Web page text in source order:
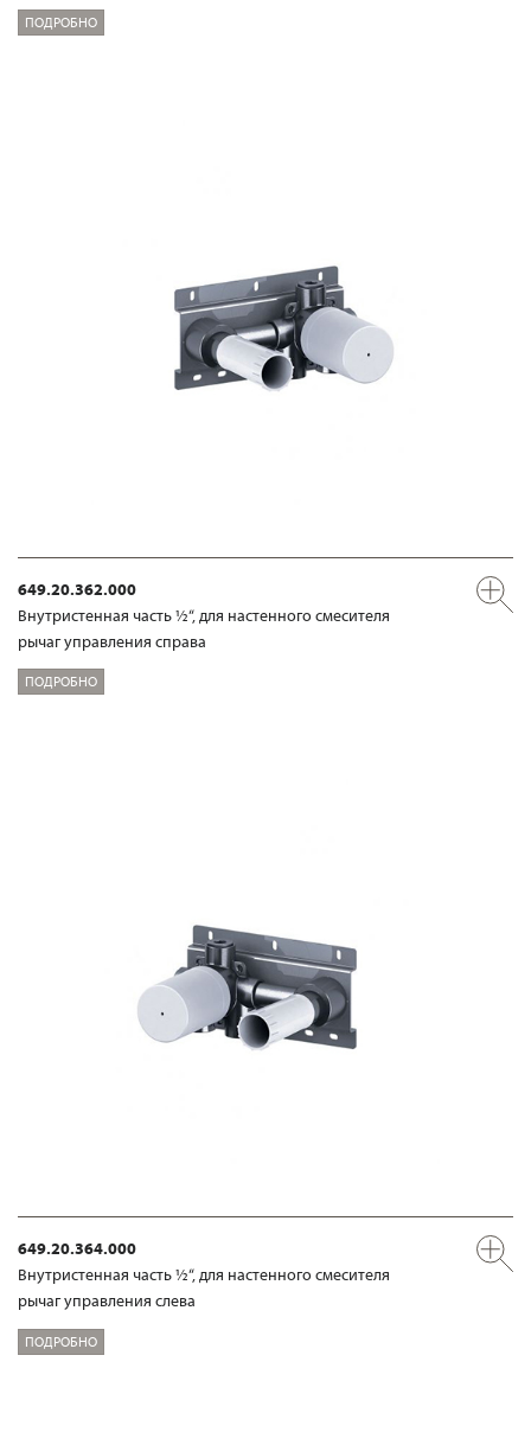
ПОДРОБНО
649.20.362.000
Внутристенная часть ½“, для настенного смесителя
рычаг управления справа
ПОДРОБНО
649.20.364.000
Внутристенная часть ½“, для настенного смесителя
рычаг управления слева
ПОДРОБНО